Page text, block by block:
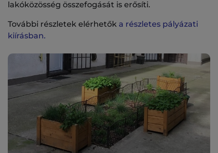
lakóközösség összefogását is erősíti.
További részletek elérhetők a részletes pályázati
kiírásban.